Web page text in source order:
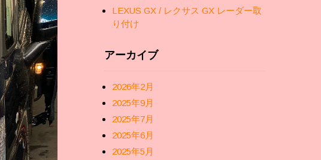
LEXUS GX / レクサス GX レーダー取
り付け
アーカイブ
2026年2月
2025年9月
2025年7月
2025年6月
2025年5月